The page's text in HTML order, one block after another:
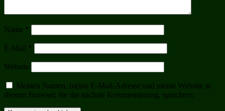
Name *
E-Mail *
Website
Meinen Namen, meine E-Mail-Adresse und meine Website in
diesem Browser, für die nächste Kommentierung, speichern.